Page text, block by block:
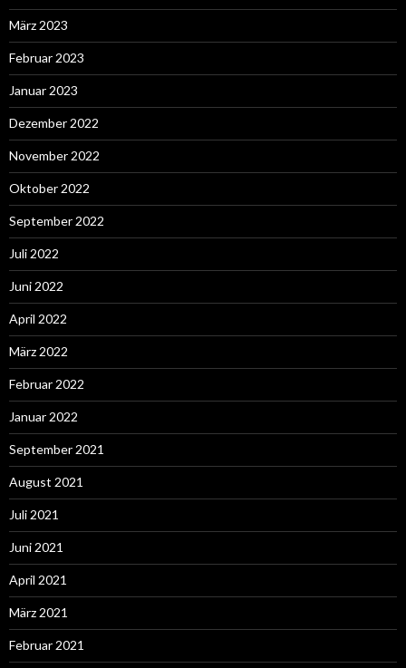
März 2023
Februar 2023
Januar 2023
Dezember 2022
November 2022
Oktober 2022
September 2022
Juli 2022
Juni 2022
April 2022
März 2022
Februar 2022
Januar 2022
September 2021
August 2021
Juli 2021
Juni 2021
April 2021
März 2021
Februar 2021